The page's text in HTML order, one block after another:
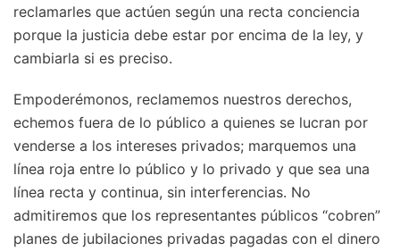
reclamarles que actúen según una recta conciencia
porque la justicia debe estar por encima de la ley, y
cambiarla si es preciso.
Empoderémonos, reclamemos nuestros derechos,
echemos fuera de lo público a quienes se lucran por
venderse a los intereses privados; marquemos una
línea roja entre lo público y lo privado y que sea una
línea recta y continua, sin interferencias. No
admitiremos que los representantes públicos “cobren”
planes de jubilaciones privadas pagadas con el dinero